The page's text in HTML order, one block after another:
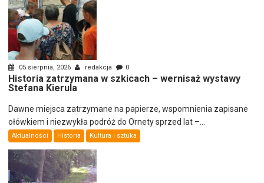
05 sierpnia, 2026 redakcja 0
Historia zatrzymana w szkicach – wernisaż wystawy
Stefana Kierula
Dawne miejsca zatrzymane na papierze, wspomnienia zapisane
ołówkiem i niezwykła podróż do Ornety sprzed lat –...
Aktualności Historia Kultura i sztuka